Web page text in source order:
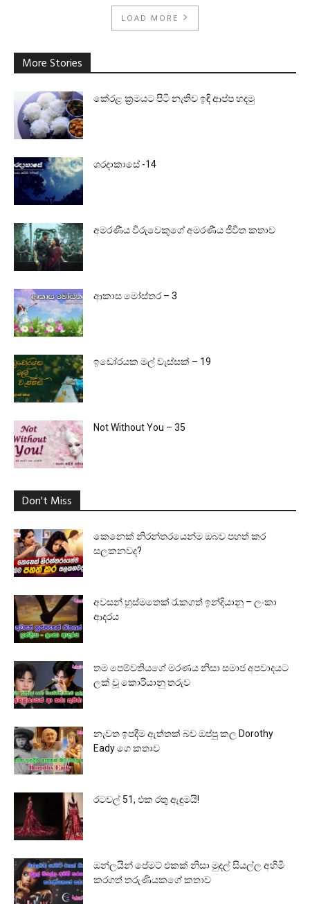
LOAD MORE
More Stories
කේරළ ක්‍රමයට පිටි නැතිව ඉඳි ආප්ප හදමු
ශරදාකාසේ -14
අමරණීය විරුවෙකුගේ අමරණීය ජීවිත කතාව
ආකාස මෝස්තර – 3
ඉඩෝරයක මල් වැස්සක් – 19
Not Without You – 35
Don't Miss
කෙනෙක් නිරන්තරයෙන්ම ඔබව පහත් කර
සලකනවද?
අවසන් හුස්මතෙක් රැකගත් ඉන්දියානු – ලංකා
ආදරය
තම පෙම්වතියගේ මරණය නිසා සමාජ අපවාදයට
ලක් වූ කොරියානු තරුව
නැවත ඉපදීම ඇත්තක් බව ඔප්පු කල Dorothy
Eady ගෙ කතාව
රටවල් 51, එක රතු ඇඳුමයි!
ඔන්ලයින් පේමට් එකක් නිසා මුදල් සියල්ල අහිමි
කරගත් තරුණියකගේ කතාව